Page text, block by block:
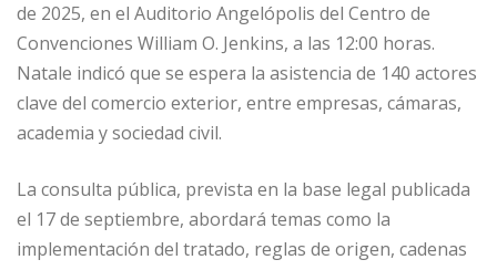
de 2025, en el Auditorio Angelópolis del Centro de
Convenciones William O. Jenkins, a las 12:00 horas.
Natale indicó que se espera la asistencia de 140 actores
clave del comercio exterior, entre empresas, cámaras,
academia y sociedad civil.
La consulta pública, prevista en la base legal publicada
el 17 de septiembre, abordará temas como la
implementación del tratado, reglas de origen, cadenas